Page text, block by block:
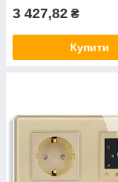
3 427,82 ₴
Купити